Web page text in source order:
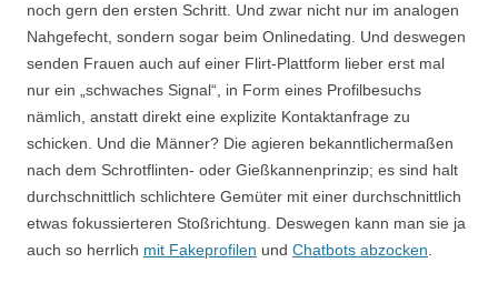
noch gern den ersten Schritt. Und zwar nicht nur im analogen
Nahgefecht, sondern sogar beim Onlinedating. Und deswegen
senden Frauen auch auf einer Flirt-Plattform lieber erst mal
nur ein „schwaches Signal“, in Form eines Profilbesuchs
nämlich, anstatt direkt eine explizite Kontaktanfrage zu
schicken. Und die Männer? Die agieren bekanntlichermaßen
nach dem Schrotflinten- oder Gießkannenprinzip; es sind halt
durchschnittlich schlichtere Gemüter mit einer durchschnittlich
etwas fokussierteren Stoßrichtung. Deswegen kann man sie ja
auch so herrlich mit Fakeprofilen und Chatbots abzocken